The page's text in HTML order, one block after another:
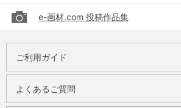
e-画材.com 投稿作品集
ご利用ガイド
よくあるご質問